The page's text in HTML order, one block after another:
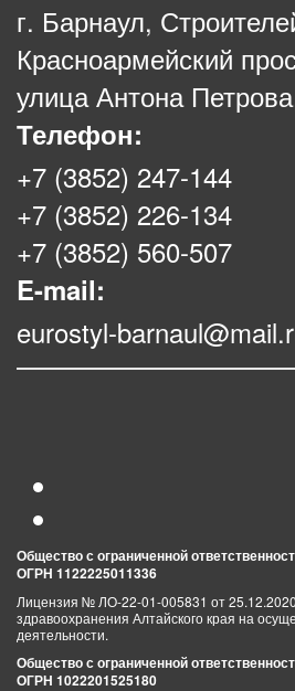
г. Барнаул,
Красноармейский
улица Антона
Телефон:
+7 (3852) 247-144
+7 (3852) 226-134
+7 (3852) 560-507
E-mail:
eurostyl-
Общество с ограниченной
ОГРН 1122225011336
Лицензия № ЛО-22-01-005831 от
здравоохранения Алтайского края на
деятельности.
Общество с ограниченной
ОГРН 1022201525180